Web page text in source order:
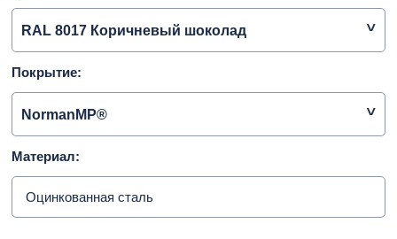
RAL 8017 Коричневый шоколад
Покрытие:
NormanMP®
Материал:
Оцинкованная сталь